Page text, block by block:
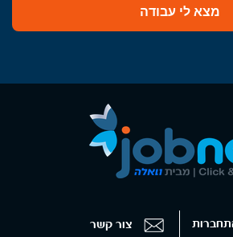
מצא לי עבודה